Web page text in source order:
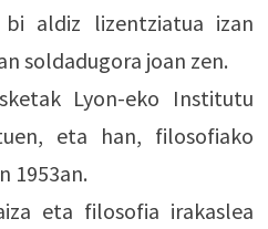
bi aldiz lizentziatua izan
soldadugora joan zen.
Lyon-eko Institutu
eta han, filosofiako
1953an.
eta filosofia irakaslea